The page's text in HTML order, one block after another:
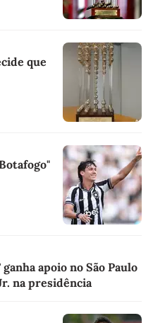
que
apoio no São Paulo
na presidência